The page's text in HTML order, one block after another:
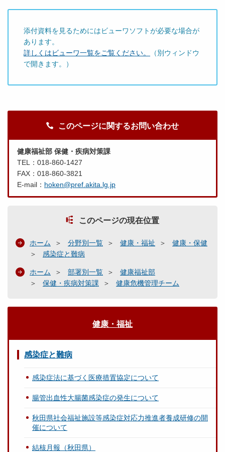
添付資料を見るためにはビューワソフトが必要な場合が
あります。
詳しくはビューワ一覧をご覧ください。
（別ウィンドウ
で開きます。）
このページに関するお問い合わせ
健康福祉部 保健・疾病対策課
TEL：018-860-1427
FAX：018-860-3821
E-mail： hoken@pref.akita.lg.jp
このページの現在位置
ホーム 分野別一覧 健康・福祉
健康・保健
感染症と難病
ホーム 部署別一覧
健康福祉部
保健・疾病対策課
健康危機管理チーム
健康・福祉
感染症と難病
感染症法に基づく医療措置協定について
腸管出血性大腸菌感染症の発生について
秋田県社会福祉施設等感染症対応力推進者養成研修の開
催について
結核月報（秋田県）